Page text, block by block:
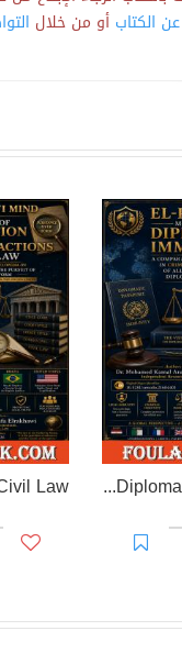
عن الكتابأو من خلال
EL-RAKHAWI MONOGRAPH on Diplomatic Immunities